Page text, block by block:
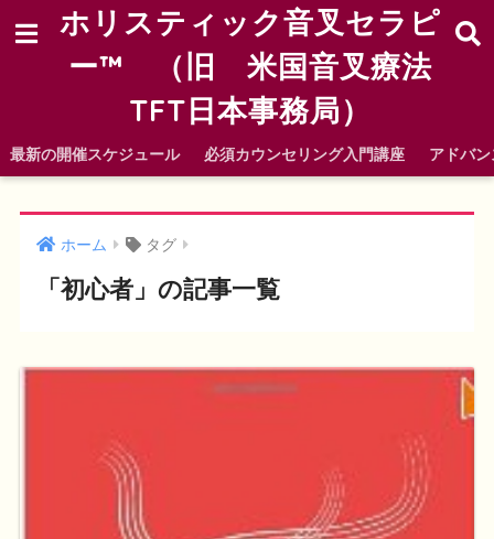
ホリスティック音叉セラピ
ー™ （旧 米国音叉療法
TFT日本事務局）
最新の開催スケジュール 必須カウンセリング入門講座 アドバ
ホーム タグ
「初心者」の記事一覧